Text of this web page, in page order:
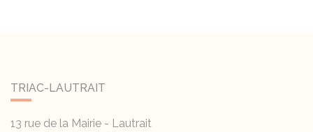
TRIAC-LAUTRAIT
13 rue de la Mairie - Lautrait